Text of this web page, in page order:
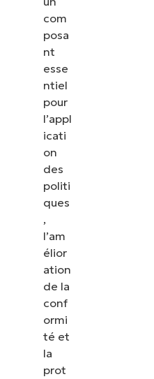
com
posa
nt
esse
ntiel
pour
l’appl
icati
on
des
politi
ques
,
l’am
élior
ation
de la
conf
ormi
té et
la
prot